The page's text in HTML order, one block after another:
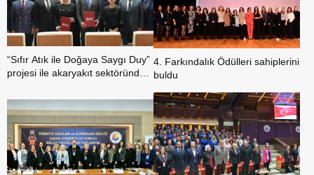
“Sıfır Atık ile Doğaya Saygı Duy”
projesi ile akaryakıt sektöründe
4. Farkındalık Ödülleri sahiplerini
buldu